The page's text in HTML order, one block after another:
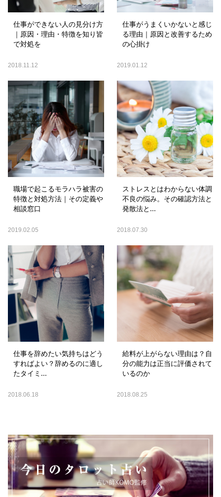
仕事ができない人の見分け方
｜原因・理由・特徴を知り皆
で対処を
2018.11.12
仕事がうまくいかないと感じ
る理由｜原因と改善するため
の心掛け
2019.01.12
職場で起こるモラハラ被害の
特徴と対処方法｜その定義や
相談窓口
2019.02.05
ストレスとはわからない体調
不良の悩み。その確認方法と
発散法と...
2018.07.30
仕事を辞めたい気持ちはどう
すればよい？辞めるのに適し
たタイミ...
2018.06.18
給料が上がらない理由は？自
分の能力は正当に評価されて
いるのか
2018.08.25